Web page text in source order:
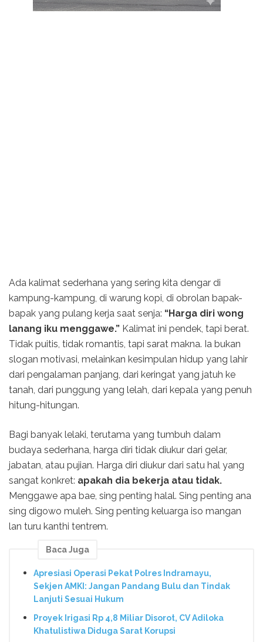
Ada kalimat sederhana yang sering kita dengar di
kampung-kampung, di warung kopi, di obrolan bapak-
bapak yang pulang kerja saat senja: “Harga diri wong
lanang iku menggawe.” Kalimat ini pendek, tapi berat.
Tidak puitis, tidak romantis, tapi sarat makna. Ia bukan
slogan motivasi, melainkan kesimpulan hidup yang lahir
dari pengalaman panjang, dari keringat yang jatuh ke
tanah, dari punggung yang lelah, dari kepala yang penuh
hitung-hitungan.
Bagi banyak lelaki, terutama yang tumbuh dalam
budaya sederhana, harga diri tidak diukur dari gelar,
jabatan, atau pujian. Harga diri diukur dari satu hal yang
sangat konkret: apakah dia bekerja atau tidak.
Menggawe apa bae, sing penting halal. Sing penting ana
sing digowo muleh. Sing penting keluarga iso mangan
lan turu kanthi tentrem.
Baca Juga
Apresiasi Operasi Pekat Polres Indramayu,
Sekjen AMKI: Jangan Pandang Bulu dan Tindak
Lanjuti Sesuai Hukum
Proyek Irigasi Rp 4,8 Miliar Disorot, CV Adiloka
Khatulistiwa Diduga Sarat Korupsi